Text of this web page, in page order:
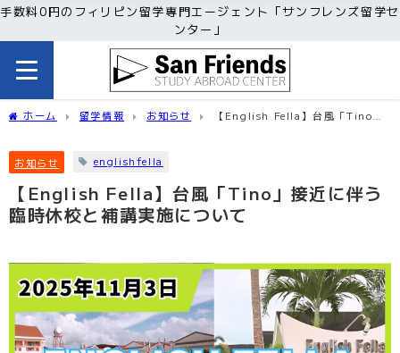
手数料0円のフィリピン留学専門エージェント「サンフレンズ留学セ
ンター」
ホーム 留学情報 お知らせ
【English Fella】台風「Tino」
お知らせ englishfella
【English Fella】台風「Tino」接近に伴う
臨時休校と補講実施について